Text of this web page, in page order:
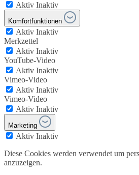
Aktiv Inaktiv
Komfortfunktionen
Aktiv Inaktiv
Merkzettel
Aktiv Inaktiv
YouTube-Video
Aktiv Inaktiv
Vimeo-Video
Aktiv Inaktiv
Vimeo-Video
Aktiv Inaktiv
Marketing
Aktiv Inaktiv
Diese Cookies werden verwendet um
anzuzeigen.